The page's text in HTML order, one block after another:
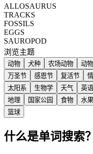
ALLOSAURUS
TRACKS
FOSSILS
EGGS
SAUROPOD
浏览主题
动物 犬种 农场动物 动
万圣节
感恩节 复活节
太阳系
生物学 天气 英
地理
国家公园 食物 水果
篮球
什么是单词搜索？